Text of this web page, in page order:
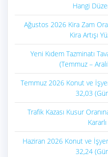
Hangi
Ağustos 2026 Kira Zam
Kira Artışı
Yeni Kıdem Tazminatı
(Temmuz –
Temmuz 2026 Konut ve
32,03
Trafik Kazası Kusur
Haziran 2026 Konut ve
32,24